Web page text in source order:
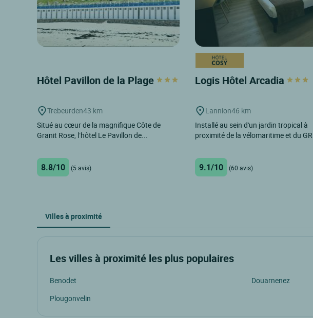
Hôtel Pavillon de la Plage
Trebeurden43 km
Situé au cœur de la magnifique Côte de
Granit Rose, l’hôtel Le Pavillon de...
8.8/10 (5 avis)
Logis Hôtel Arcadia
Lannion46 km
Installé au sein d'un jardin tropical à
proximité de la vélomaritime et du GR...
9.1/10 (60 avis)
Villes à proximité
Les villes à proximité les plus populaires
Benodet Douarnenez
Plougonvelin